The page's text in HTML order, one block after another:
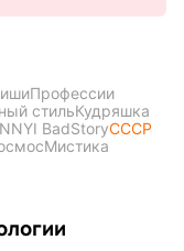
Профессии
стильКудряшка
BadStoryСССР
Мистика